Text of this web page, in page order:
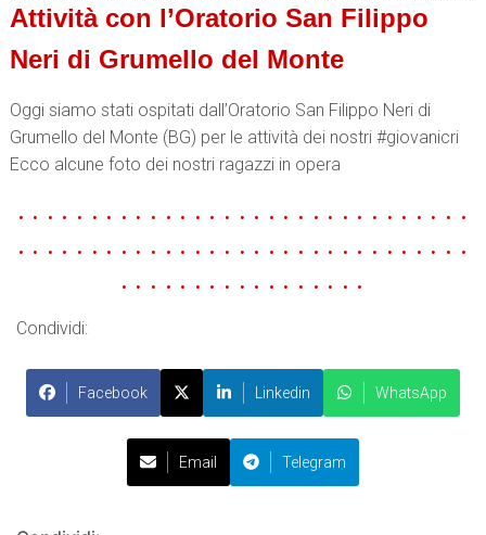
Attività con l’Oratorio San Filippo
Neri di Grumello del Monte
Oggi siamo stati ospitati dall’Oratorio San Filippo Neri di
Grumello del Monte (BG) per le attività dei nostri #giovanicri
Ecco alcune foto dei nostri ragazzi in opera
. . . . . . . . . . . . . . . . . . . . . . . . . . . . . . .
. . . . . . . . . . . . . . . . . . . . . . . . . . . . . . .
. . . . . . . . . . . . . . . . .
Condividi:
Facebook Linkedin WhatsApp
Email Telegram